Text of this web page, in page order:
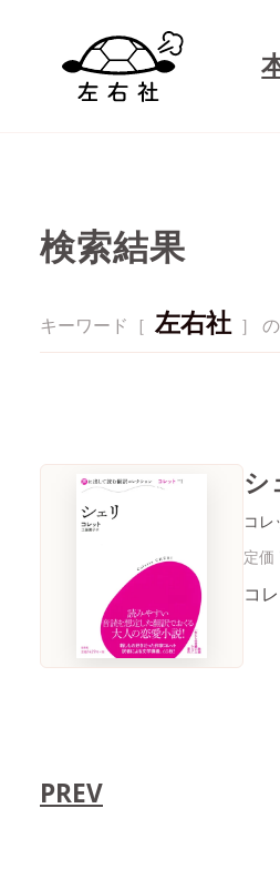
検索結果
キーワード［ 左右社 ］
シ
コレ
定価
コ
PREV